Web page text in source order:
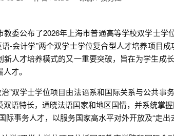
教委公布了2026年上海市普通高等学校双学士
语-会计学”两个双学士学位复合型人才培养项目
新人才培养模式的又一重要突破，旨在为学生成
才。
”双学士学位项目由法语系和国际关系与公共
双语特长，通晓法语国家和地区国情，并系统掌
际事务人才，以服务国家高水平对外开放及“走出